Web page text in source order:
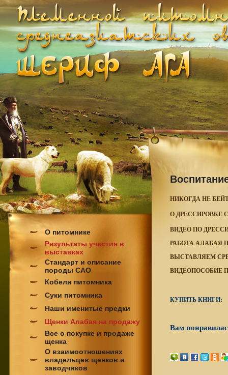
О питомнике
Результаты участия в
выставках
Стандарт и описание
породы САО
Кобели питомника
Суки питомника
Наши именитые предки
Щенки Алабая на продажу
Все о покупке и продаже
щенка
О взаимоотношениях
владельцев щенков и
заводчиков
НИКОГДА НЕ
О ДРЕССИРОВКЕ
ВИДЕО ПО
РАБОТА АЛАБАЯ
ВЫСТАВЛЯЕМ
ВИДЕОПОСОБИЕ
КУПИТЬ КНИГИ:
Вам